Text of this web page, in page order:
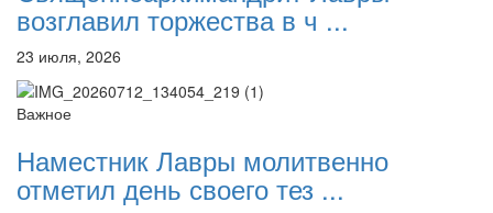
возглавил торжества в ч ...
23 июля, 2026
Важное
Наместник Лавры молитвенно
отметил день своего тез ...